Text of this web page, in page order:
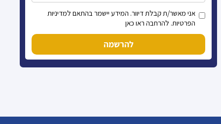
אני מאשר/ת קבלת דיוור. המידע יישמר בהתאם למדיניות
הפרטיות. להרחבה ראו כאן
להרשמה